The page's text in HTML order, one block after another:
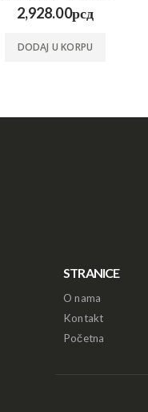
2,928.00рсд
DODAJ U KORPU
STRANICE
O nama
Kontakt
Početna